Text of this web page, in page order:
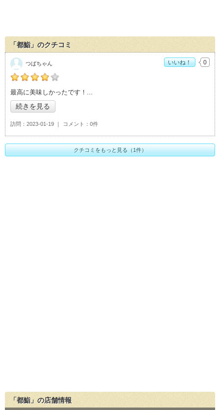
「都鮨」のクチコミ
の「都鮨」おすすめ度：
最高に美味しかったです！
続きを見る
訪問 2023-01-19 コメント 0件
つばちゃん いいね！ 0
クチコミをもっと見る（1件）
「都鮨」の店舗情報